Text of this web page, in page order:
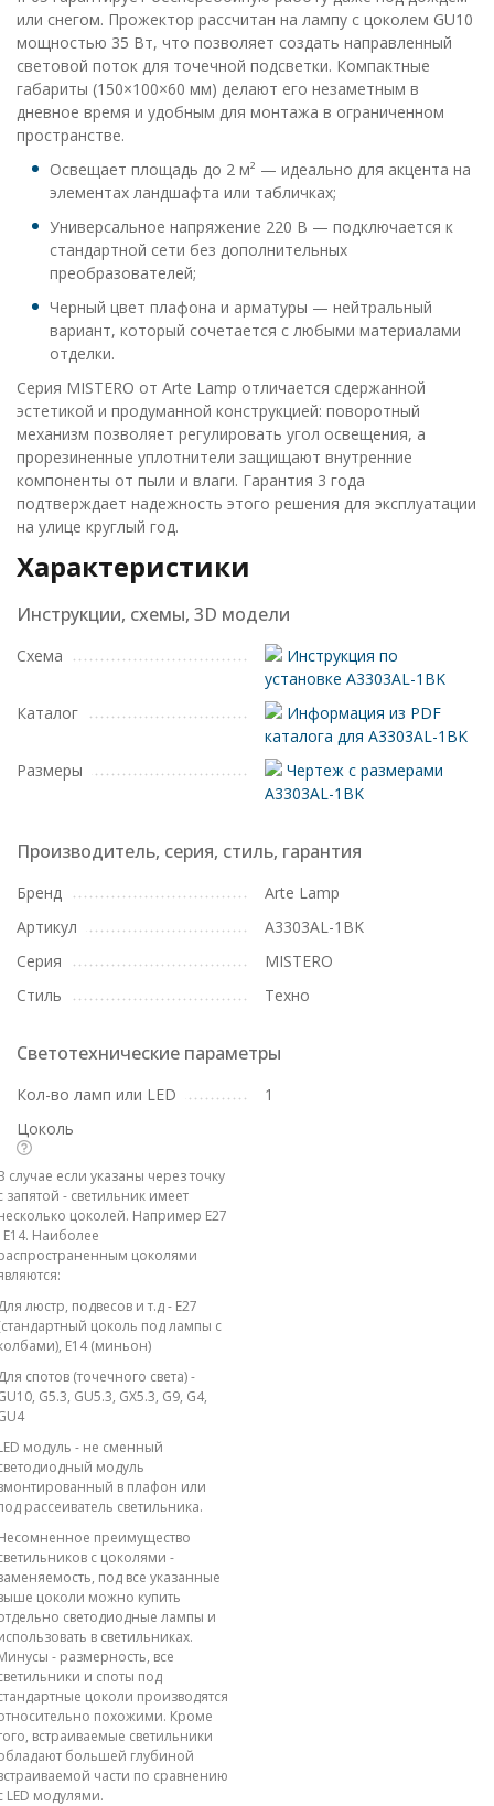
или снегом. Прожектор рассчитан на лампу с цоколем GU10
мощностью 35 Вт, что позволяет создать направленный
световой поток для точечной подсветки. Компактные
габариты (150×100×60 мм) делают его незаметным в
дневное время и удобным для монтажа в ограниченном
пространстве.
Освещает площадь до 2 м² — идеально для акцента на
элементах ландшафта или табличках;
Универсальное напряжение 220 В — подключается к
стандартной сети без дополнительных
преобразователей;
Черный цвет плафона и арматуры — нейтральный
вариант, который сочетается с любыми материалами
отделки.
Серия MISTERO от Arte Lamp отличается сдержанной
эстетикой и продуманной конструкцией: поворотный
механизм позволяет регулировать угол освещения, а
прорезиненные уплотнители защищают внутренние
компоненты от пыли и влаги. Гарантия 3 года
подтверждает надежность этого решения для эксплуатации
на улице круглый год.
Характеристики
Инструкции, схемы, 3D модели
Схема
Инструкция по
установке A3303AL-1BK
Каталог
Информация из PDF
каталога для A3303AL-1BK
Размеры
Чертеж с размерами
A3303AL-1BK
Производитель, серия, стиль, гарантия
Бренд
Arte Lamp
Артикул
A3303AL-1BK
Серия
MISTERO
Стиль
Техно
Светотехнические параметры
Кол-во ламп или LED
1
Цоколь
случае если указаны через точку
запятой - светильник имеет
цоколей. Например E27
E14. Наиболее
цоколями
люстр, подвесов и т.д - E27
цоколь под лампы с
E14 (миньон)
спотов (точечного света) -
G5.3, GU5.3, GX5.3, G9, G4,
модуль - не сменный
модуль
в плафон или
рассеиватель светильника.
преимущество
с цоколями -
под все указанные
цоколи можно купить
светодиодные лампы и
в светильниках.
- размерность, все
и споты под
цоколи производятся
похожими. Кроме
встраиваемые светильники
большей глубиной
части по сравнению
LED модулями.